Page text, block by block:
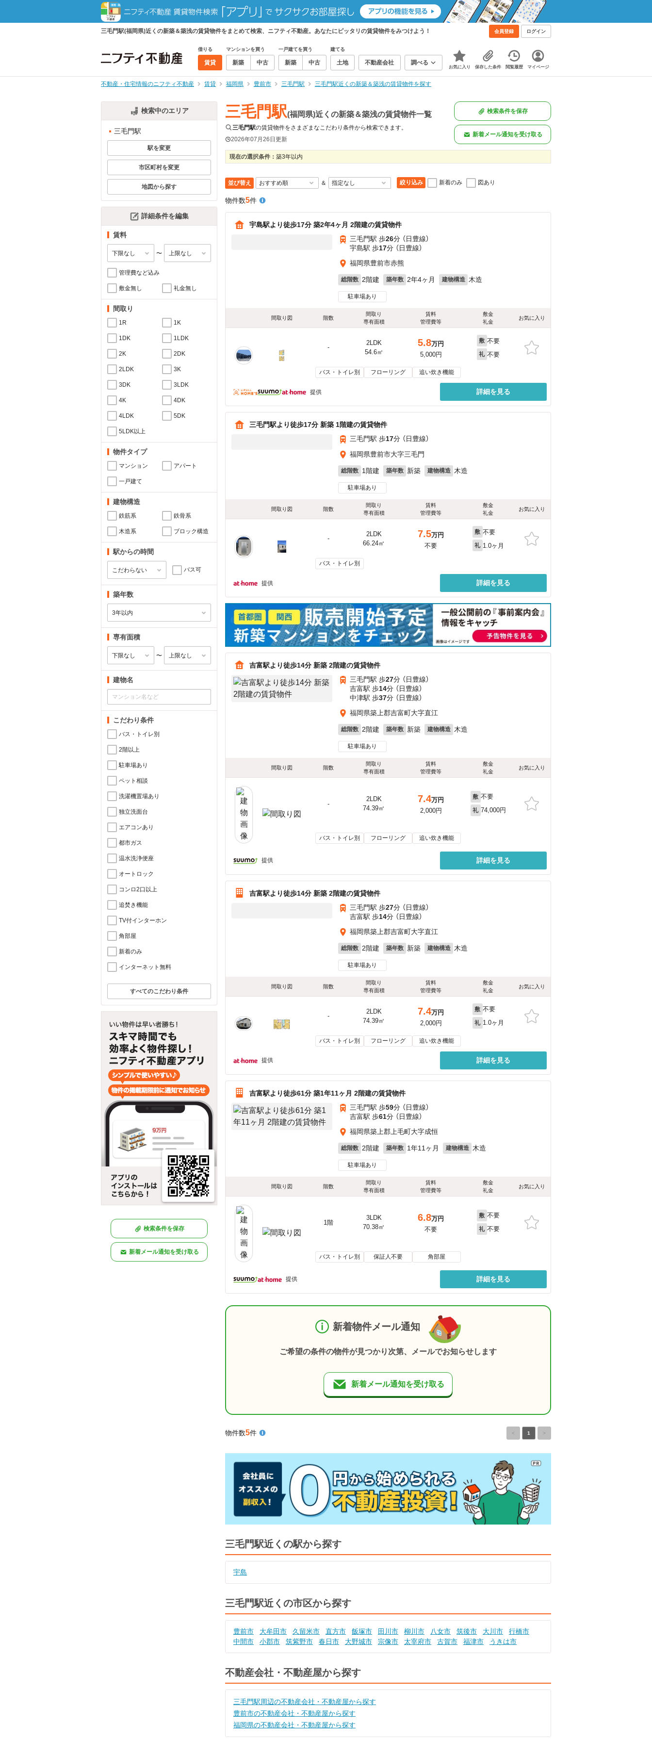
三毛門駅(福岡県)近くの新築＆築浅の賃貸物件をまとめて検索、ニフティ不動産。あなたにピッタリの賃貸物件をみつけよう！ 会員登録 ログイン
借りる
賃貸
マンションを買う
新築 中古
一戸建てを買う
新築 中古
建てる
土地 不動産会社 調べる
お気に入り 保存した条件 閲覧履歴 マイページ
不動産・住宅情報のニフティ不動産 賃貸 福岡県 豊前市 三毛門駅 三毛門駅近くの新築＆築浅の賃貸物件を探す
検索中のエリア
三毛門駅
駅を変更
市区町村を変更
地図から探す
詳細条件を編集
賃料
〜
管理費など込み
敷金無し 礼金無し
間取り
1R 1K
1DK 1LDK
2K 2DK
2LDK 3K
3DK 3LDK
4K 4DK
4LDK 5DK
5LDK以上
物件タイプ
マンション アパート
一戸建て
建物構造
鉄筋系 鉄骨系
木造系 ブロック構造
駅からの時間
バス可
築年数
専有面積
〜
建物名
こだわり条件
バス・トイレ別
2階以上
駐車場あり
ペット相談
洗濯機置場あり
独立洗面台
エアコンあり
都市ガス
温水洗浄便座
オートロック
コンロ2口以上
追焚き機能
TV付インターホン
角部屋
新着のみ
インターネット無料
すべてのこだわり条件
検索条件を保存
新着メール通知を受け取る
三毛門駅(福岡県)近くの新築＆築浅の賃貸物件一覧
三毛門駅の賃貸物件をさまざまなこだわり条件から検索できます。
2026年07月26日更新
検索条件を保存
新着メール通知を受け取る
現在の選択条件： 築3年以内
並び替え ＆ 絞り込み 新着のみ 図あり
物件数5件
宇島駅より徒歩17分 築2年4ヶ月 2階建の賃貸物件
三毛門駅 歩26分 （日豊線）
宇島駅 歩17分 （日豊線）
福岡県豊前市赤熊
総階数 2階建 築年数 2年4ヶ月 建物構造 木造
駐車場あり
間取り図 階数
間取り
専有面積
賃料
管理費等
敷金
礼金
お気に入り
-
2LDK
54.6㎡
5.8万円
5,000円
敷 不要
礼 不要
バス・トイレ別 フローリング 追い炊き機能
提供 詳細を見る
三毛門駅より徒歩17分 新築 1階建の賃貸物件
三毛門駅 歩17分 （日豊線）
福岡県豊前市大字三毛門
総階数 1階建 築年数 新築 建物構造 木造
駐車場あり
間取り図 階数
間取り
専有面積
賃料
管理費等
敷金
礼金
お気に入り
-
2LDK
66.24㎡
7.5万円
不要
敷 不要
礼 1.0ヶ月
バス・トイレ別
提供 詳細を見る
吉富駅より徒歩14分 新築 2階建の賃貸物件
三毛門駅 歩27分 （日豊線）
吉富駅 歩14分 （日豊線）
中津駅 歩37分 （日豊線）
福岡県築上郡吉富町大字直江
総階数 2階建 築年数 新築 建物構造 木造
駐車場あり
間取り図 階数
間取り
専有面積
賃料
管理費等
敷金
礼金
お気に入り
-
2LDK
74.39㎡
7.4万円
2,000円
敷 不要
礼 74,000円
バス・トイレ別 フローリング 追い炊き機能
提供 詳細を見る
吉富駅より徒歩14分 新築 2階建の賃貸物件
三毛門駅 歩27分 （日豊線）
吉富駅 歩14分 （日豊線）
福岡県築上郡吉富町大字直江
総階数 2階建 築年数 新築 建物構造 木造
駐車場あり
間取り図 階数
間取り
専有面積
賃料
管理費等
敷金
礼金
お気に入り
-
2LDK
74.39㎡
7.4万円
2,000円
敷 不要
礼 1.0ヶ月
バス・トイレ別 フローリング 追い炊き機能
提供 詳細を見る
吉富駅より徒歩61分 築1年11ヶ月 2階建の賃貸物件
三毛門駅 歩59分 （日豊線）
吉富駅 歩61分 （日豊線）
福岡県築上郡上毛町大字成恒
総階数 2階建 築年数 1年11ヶ月 建物構造 木造
駐車場あり
間取り図 階数
間取り
専有面積
賃料
管理費等
敷金
礼金
お気に入り
1階
3LDK
70.38㎡
6.8万円
不要
敷 不要
礼 不要
バス・トイレ別 保証人不要 角部屋
提供 詳細を見る
新着物件メール通知
ご希望の条件の物件が見つかり次第、メールでお知らせします
新着メール通知を受け取る
物件数5件 < 1 >
三毛門駅近くの駅から探す
宇島
三毛門駅近くの市区から探す
豊前市 大牟田市 久留米市 直方市 飯塚市 田川市 柳川市 八女市 筑後市 大川市
行橋市
中間市
小郡市 筑紫野市 春日市 大野城市 宗像市 太宰府市 古賀市 福津市 うきは市
不動産会社・不動産屋から探す
三毛門駅周辺の不動産会社・不動産屋から探す
豊前市の不動産会社・不動産屋から探す
福岡県の不動産会社・不動産屋から探す